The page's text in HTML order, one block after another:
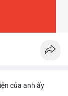
của anh ấy